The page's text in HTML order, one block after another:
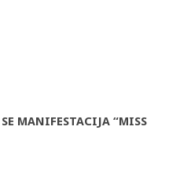
MANIFESTACIJA “MISS